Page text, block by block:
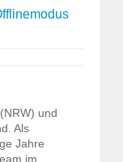
und
Als
Jahre
im